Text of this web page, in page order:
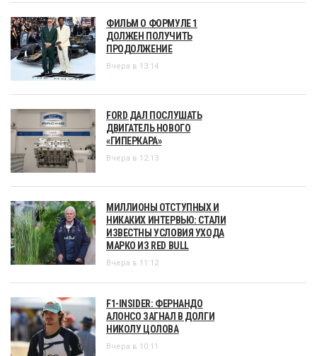
ФИЛЬМ О ФОРМУЛЕ 1
ДОЛЖЕН ПОЛУЧИТЬ
ПРОДОЛЖЕНИЕ
Вчера в 13:14
FORD ДАЛ ПОСЛУШАТЬ
ДВИГАТЕЛЬ НОВОГО
«ГИПЕРКАРА»
Вчера в 12:13
МИЛЛИОНЫ ОТСТУПНЫХ И
НИКАКИХ ИНТЕРВЬЮ: СТАЛИ
ИЗВЕСТНЫ УСЛОВИЯ УХОДА
МАРКО ИЗ RED BULL
Вчера в 11:12
F1-INSIDER: ФЕРНАНДО
АЛОНСО ЗАГНАЛ В ДОЛГИ
НИКОЛУ ЦОЛОВА
Вчера в 10:11